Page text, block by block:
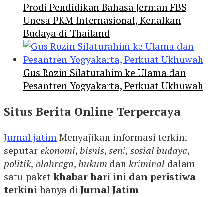
Prodi Pendidikan Bahasa Jerman FBS
Unesa PKM Internasional, Kenalkan
Budaya di Thailand
Gus Rozin Silaturahim ke Ulama dan
Pesantren Yogyakarta, Perkuat Ukhuwah
Situs Berita Online Terpercaya
Jurnal jatimMenyajikan informasi terkini
seputarekonomi, bisnis, seni, sosial budaya,
politik, olahraga, hukum dankriminal dalam
satu paketkhabar hari ini dan peristiwa
terkinihanya di Jurnal Jatim